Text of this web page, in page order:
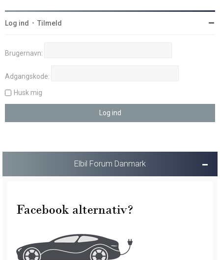
Log ind • Tilmeld
Brugernavn:
Adgangskode:
Husk mig
Elbil Forum Danmark